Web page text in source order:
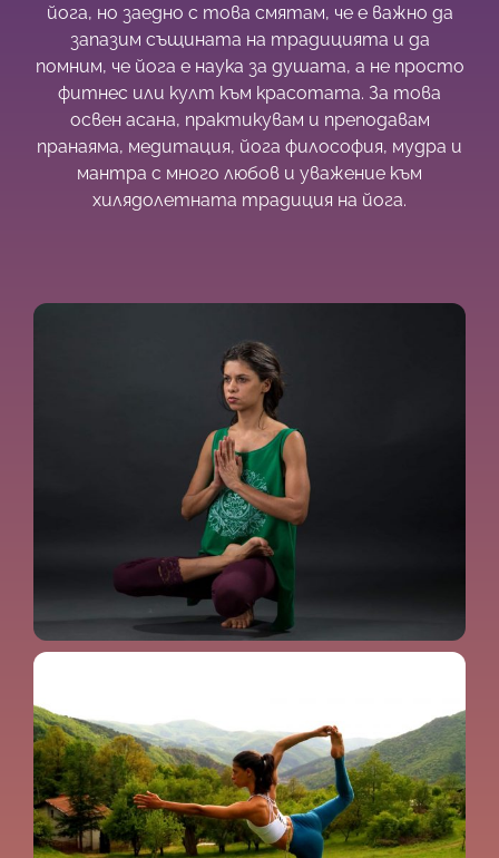
йога, но заедно с това смятам, че е важно да
запазим същината на традицията и да
помним, че йога е наука за душата, а не просто
фитнес или култ към красотата. За това
освен асана, практикувам и преподавам
пранаяма, медитация, йога философия, мудра и
мантра с много любов и уважение към
хилядолетната традиция на йога.